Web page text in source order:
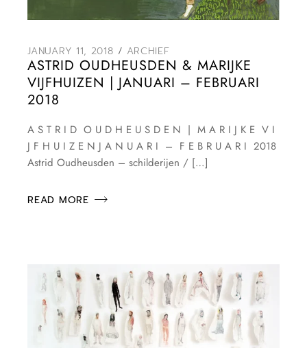
JANUARY 11, 2018 ARCHIEF
ASTRID OUDHEUSDEN & MARIJKE
VIJFHUIZEN | JANUARI – FEBRUARI
2018
A S T R I D O U D H E U S D E N | M A R I J K E V I
J F H U I Z E N J A N U A R I – F E B R U A R I 2018
Astrid Oudheusden – schilderijen / […]
READ MORE